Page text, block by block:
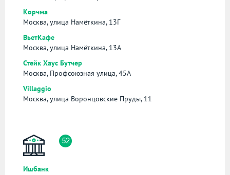
Корчма
Москва, улица Намёткина, 13Г
ВьетКафе
Москва, улица Намёткина, 13А
Стейк Хаус Бутчер
Москва, Профсоюзная улица, 45А
Villaggio
Москва, улица Воронцовские Пруды, 11
52
Ишбанк